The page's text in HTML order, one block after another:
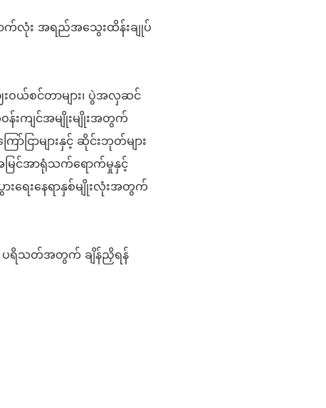
က်လုံး အရည်အသွေးထိန်းချုပ်
ေးဝယ်စင်တာများ၊ ပွဲအလှဆင်
ဝန်းကျင်အမျိုးမျိုးအတွက်
ြာများနှင့် ဆိုင်းဘုတ်များ
မြင်အာရုံသက်ရောက်မှုနှင့်
ရေးနေရာနှစ်မျိုးလုံးအတွက်
ရိသတ်အတွက် ချိန်ညှိရန်